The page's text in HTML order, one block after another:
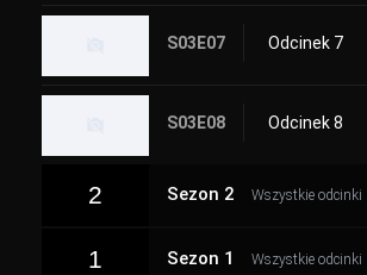
S03E07 Odcinek 7
S03E08 Odcinek 8
2 Sezon 2 Wszystkie odcinki
1 Sezon 1 Wszystkie odcinki